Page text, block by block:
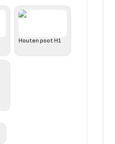
Houten poot H1